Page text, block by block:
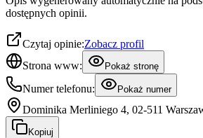
dostępnych opinii.
Czytaj opinie:Zobacz profil
Strona www:
Pokaż stronę
Numer telefonu: Pokaż numer
Dominika Merliniego 4, 02-511
Kopiuj